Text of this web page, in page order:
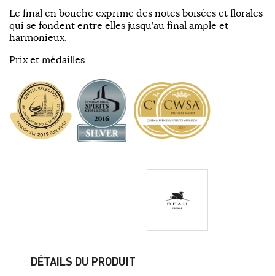
Le final en bouche exprime des notes boisées et florales
qui se fondent entre elles jusqu’au final ample et
harmonieux.
Prix et médailles
DÉTAILS DU PRODUIT